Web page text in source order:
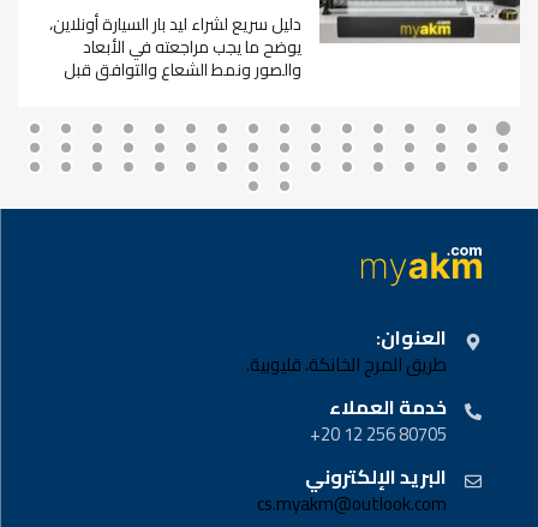
دليل سريع لشراء ليد بار السيارة أونلاين،
يوضح ما يجب مراجعته في الأبعاد
والصور ونمط الشعاع والتوافق قبل
العنوان:
طريق المرج الخانكة، قليوبية.
خدمة العملاء
80705 256 12 20+
البريد الإلكتروني
cs.myakm@outlook.com